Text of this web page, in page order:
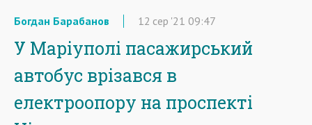
Богдан Барабанов 12 сер '21 09:47
У Маріуполі пасажирський
автобус врізався в
електроопору на проспекті